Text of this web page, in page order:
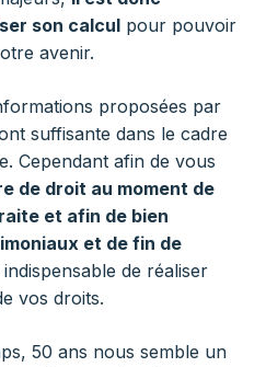
son calcul pour pouvoir
avenir.
proposées par
suffisante dans le cadre
Cependant afin de vous
de droit au moment de
et afin de bien
et de fin de
de réaliser
vos droits.
50 ans nous semble un